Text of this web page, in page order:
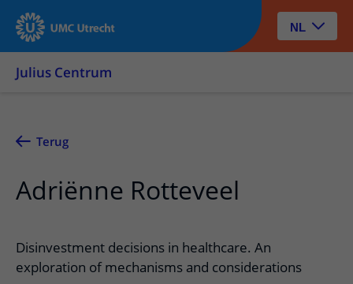
NL
Julius Centrum
Terug
Adriënne Rotteveel
Disinvestment decisions in healthcare. An
exploration of mechanisms and considerations